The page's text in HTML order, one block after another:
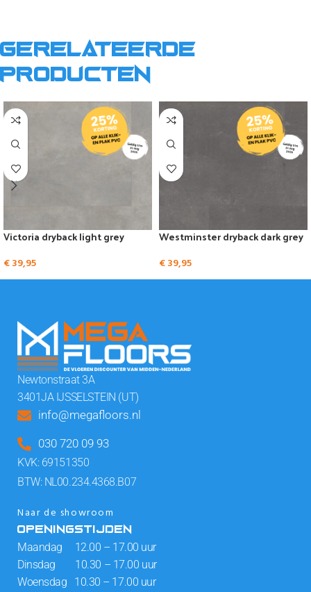
Gerelateerde
producten
Victoria dryback light grey
€39,95
Westminster dryback dark grey
€39,95
Newtonstraat 3A
3401JA IJSSELSTEIN (UT)
info@megafloors.nl
030 720 09 93
KVK: 69151350
BTW: NL00.234.4368.B07
Naar de showroom
OPENINGSTIJDEN
Maandag 12.00 – 17.00 uur
Dinsdag 10.30 – 17.00 uur
Woensdag 10.30 – 17.00 uur